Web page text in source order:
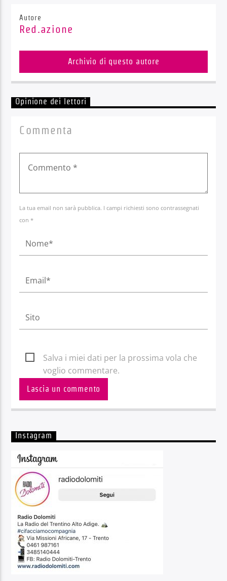
Autore
Red.azione
Archivio di questo autore
Opinione dei lettori
Commenta
La tua email non sarà pubblica. I campi richiesti sono contrassegnati
con *
Salva i miei dati per la prossima vola che
voglio commentare.
Instagram